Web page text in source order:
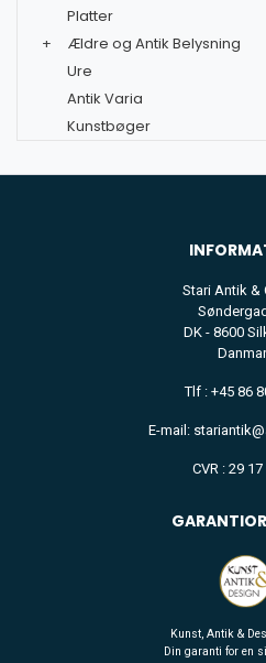
Platter
+
Ældre og Antik Belysning
Ure
Antik Varia
Kunstbøger
Stari Antik &
DK - 8600
Tlf : +45 86
E-mail:
CVR : 29
Kunst, Antik &
Din garanti for en